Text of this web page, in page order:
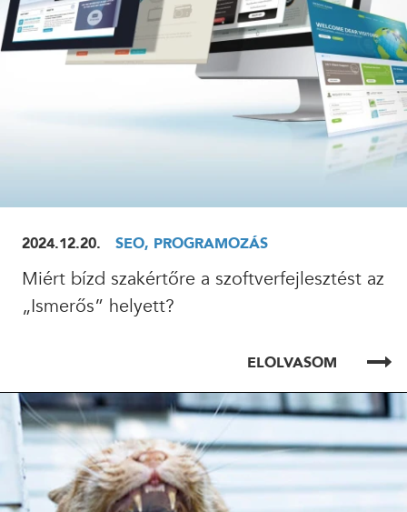
2024.12.20. SEO, PROGRAMOZÁS
Miért bízd szakértőre a szoftverfejlesztést az
„Ismerős” helyett?
ELOLVASOM